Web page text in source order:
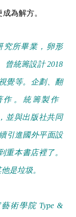
為解方。
究所畢業，卵形
曾統籌設計 2018
覺等。企劃、翻
。統籌製作
並與出版社共同
引進國外平面設
重本書店裡了。
是垃圾。
術學院 Type &